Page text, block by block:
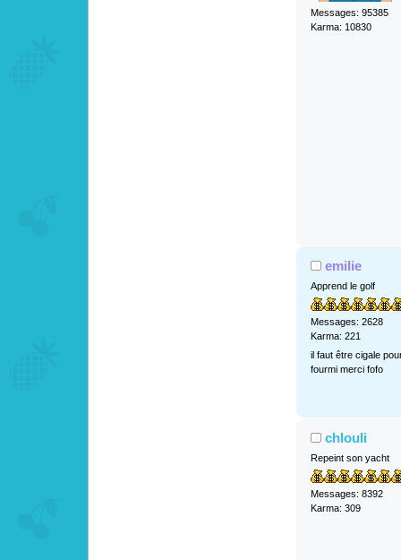
Messages: 95385
Karma: 10830
emilie
Apprend le golf
Messages: 2628
Karma: 221
il faut être cigale
fourmi merci fofo
chlouli
Repeint son yacht
Messages: 8392
Karma: 309